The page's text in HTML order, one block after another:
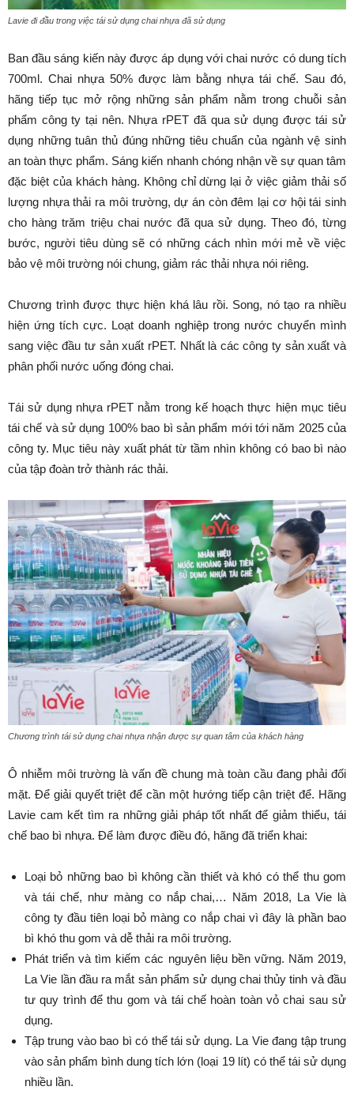
Lavie đi đầu trong việc tái sử dụng chai nhựa đã sử dụng
Ban đầu sáng kiến này được áp dụng với chai nước có dung tích
700ml. Chai nhựa 50% được làm bằng nhựa tái chế. Sau đó,
hãng tiếp tục mở rộng những sản phẩm nằm trong chuỗi sản
phẩm công ty tại nên. Nhựa rPET đã qua sử dụng được tái sử
dụng những tuân thủ đúng những tiêu chuẩn của ngành vệ sinh
an toàn thực phẩm. Sáng kiến nhanh chóng nhận về sự quan tâm
đặc biệt của khách hàng. Không chỉ dừng lại ở việc giảm thải số
lượng nhựa thải ra môi trường, dự án còn đêm lại cơ hội tái sinh
cho hàng trăm triệu chai nước đã qua sử dụng. Theo đó, từng
bước, người tiêu dùng sẽ có những cách nhìn mới mẻ về việc
bảo vệ môi trường nói chung, giảm rác thải nhựa nói riêng.
Chương trình được thực hiện khá lâu rồi. Song, nó tạo ra nhiều
hiện ứng tích cực. Loạt doanh nghiệp trong nước chuyển mình
sang việc đầu tư sản xuất rPET. Nhất là các công ty sản xuất và
phân phối nước uống đóng chai.
Tái sử dụng nhựa rPET nằm trong kế hoạch thực hiện mục tiêu
tái chế và sử dụng 100% bao bì sản phẩm mới tới năm 2025 của
công ty. Mục tiêu này xuất phát từ tầm nhìn không có bao bì nào
của tập đoàn trở thành rác thải.
Chương trình tái sử dụng chai nhựa nhận được sự quan tâm của khách hàng
Ô nhiễm môi trường là vấn đề chung mà toàn cầu đang phải đối
mặt. Để giải quyết triệt để cần một hướng tiếp cận triệt để. Hãng
Lavie cam kết tìm ra những giải pháp tốt nhất để giảm thiểu, tái
chế bao bì nhựa. Để làm được điều đó, hãng đã triển khai:
Loại bỏ những bao bì không cần thiết và khó có thể thu gom
và tái chế, như màng co nắp chai,… Năm 2018, La Vie là
công ty đầu tiên loại bỏ màng co nắp chai vì đây là phần bao
bì khó thu gom và dễ thải ra môi trường.
Phát triển và tìm kiếm các nguyên liệu bền vững. Năm 2019,
La Vie lần đầu ra mắt sản phẩm sử dụng chai thủy tinh và đầu
tư quy trình để thu gom và tái chế hoàn toàn vỏ chai sau sử
dụng.
Tập trung vào bao bì có thể tái sử dụng. La Vie đang tập trung
vào sản phẩm bình dung tích lớn (loại 19 lít) có thể tái sử dụng
nhiều lần.